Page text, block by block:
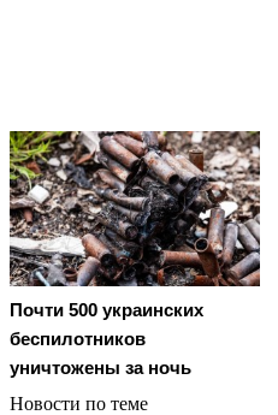
Почти 500 украинских
беспилотников
уничтожены за ночь
Новости по теме